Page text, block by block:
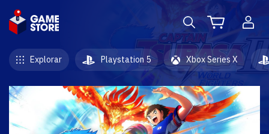
Explorar Playstation 5 Xbox Series X